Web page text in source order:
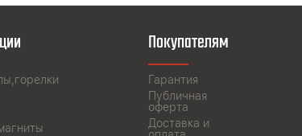
Покупателям
Гарантия
Публичная
оферта
Доставка и